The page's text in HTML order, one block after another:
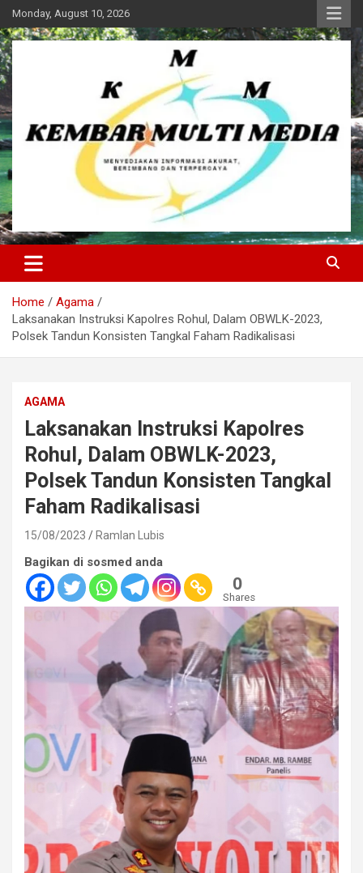
Skip
to
content
Monday, August 10, 2026
Kembar Multi Media
Home
Agama
Laksanakan Instruksi Kapolres Rohul, Dalam OBWLK-2023,
Polsek Tandun Konsisten Tangkal Faham Radikalisasi
AGAMA
Laksanakan Instruksi Kapolres
Rohul, Dalam OBWLK-2023,
Polsek Tandun Konsisten Tangkal
Faham Radikalisasi
15/08/2023 Ramlan Lubis
Bagikan di sosmed anda
0
Shares